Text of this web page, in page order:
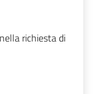
richiesta di